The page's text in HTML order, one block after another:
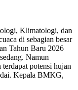
Klimatologi, dan
di sebagian besar
Tahun Baru 2026
Namun
potensi hujan
Kepala BMKG,